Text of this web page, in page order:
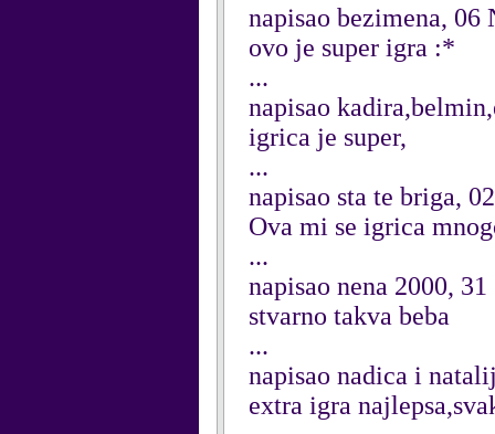
napisao bezimena, 06
ovo je super igra :*
...
napisao
igrica je super,
...
napisao sta te briga,
Ova mi se igrica
...
napisao nena 2000,
stvarno takva beba
...
napisao nadica i
extra igra